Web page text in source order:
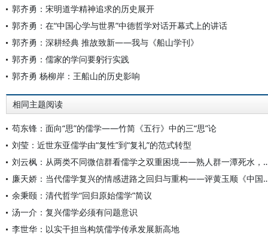
郭齐勇：宋明道学精神追求的历史展开
郭齐勇：在“中国心学与世界”中德哲学对话开幕式上的讲话
郭齐勇：深耕经典 推故致新——我与《船山学刊》
郭齐勇：儒家的学问要躬行实践
郭齐勇 杨柳岸：王船山的历史影响
相同主题阅读
苟东锋：面向“思”的儒学——竹简《五行》中的三“思”论
刘莹：近世东亚儒学由“复性”到“复礼”的范式转型
刘云枫：从两类不同微信群看儒
廉天娇：当代儒学复兴的情感进路之
余秉颐：清代哲学“回归原始儒学”简议
汤一介：复兴儒学必须有问题意识
李世华：以实干担当构筑儒学传承发展新高地